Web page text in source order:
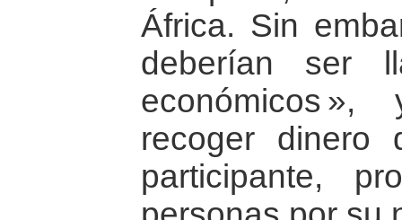
África. Sin
deberían ser
económicos
recoger dinero
participante,